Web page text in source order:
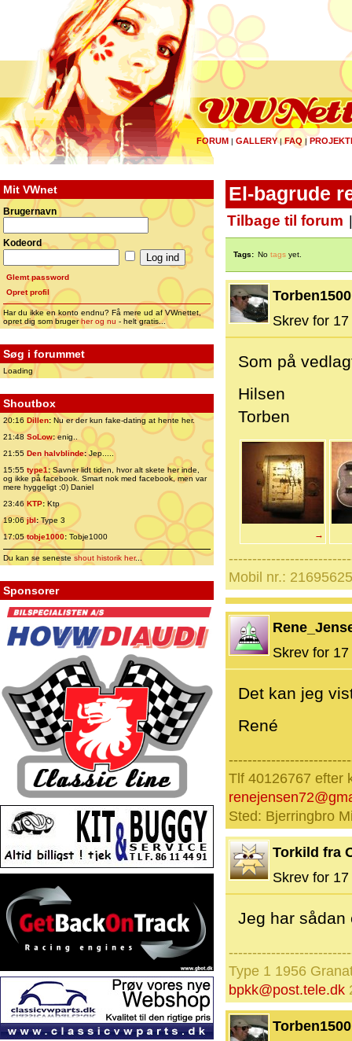
FORUM | GALLERY|FAQ |
Mit VWnet
Brugernavn
Kodeord
Glemt password
Opret profil
Har du ikke en konto endnu? Få mere ud af VWnettet,
opret dig som brugerher og nu - helt gratis...
Søg i forummet
Loading
Shoutbox
20:16 Dillen: Nu er der kun fake-dating at hente her.
21:48 SoLow:enig..
21:55 Den halvblinde:Jep.....
15:55 type1:Savner lidt tiden, hvor alt skete her inde,
og ikke på facebook. Smart nok med facebook, men var
mere hyggeligt ;0) Daniel
23:46 KTP:Ktp
19:06jbl:Type 3
17:05tobje1000: Tobje1000
Du kan se senesteshout historik her...
Sponsorer
El-bagrude
Tilbage til forum
Tags: No tags yet.
Torben1500
Skrev for
Som på
Hilsen
Torben
→
Mobil nr.:
Skrev for
Det kan jeg
René
Tlf 40126767 efter
Sted: Bjerringbro
Torkild fra
Skrev for
Jeg har
Type 1 1956
bpkk@post.tele.dk
Torben1500